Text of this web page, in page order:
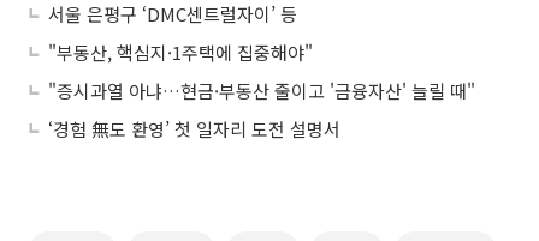
서울 은평구 ‘DMC센트럴자이’ 등
"부동산, 핵심지·1주택에 집중해야"
"증시과열 아냐…현금·부동산 줄이고 '금융자산' 늘릴 때"
‘경험 無도 환영’ 첫 일자리 도전 설명서